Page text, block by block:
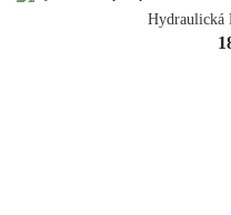
Hydraulická